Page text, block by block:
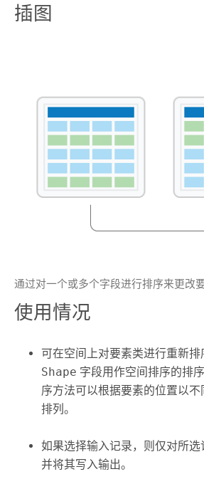
插图
通过对一个或多个字段进行排序来更改
使用情况
可在空间上对要素类进行重新
Shape 字段用作空间排序的排
序方法可以根据要素的位置以
排列。
如果选择输入记录，则仅对所
并将其写入输出。